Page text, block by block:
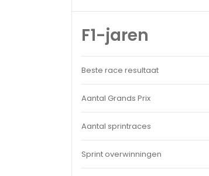
F1-jaren
Beste race resultaat
Aantal Grands Prix
Aantal sprintraces
Sprint overwinningen